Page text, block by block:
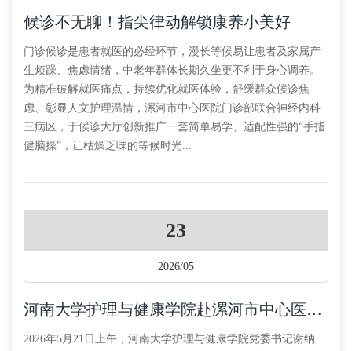
候诊不无聊！指尖律动解锁康养小美好
门诊候诊是患者就医的必经环节，漫长等候易让患者及家属产
生烦躁、焦虑情绪，中老年群体长期久坐更不利于身心调养。
为精准破解就医痛点，持续优化就医体验，舒缓群众候诊焦
虑、彰显人文护理温情，漯河市中心医院门诊部联合神经内科
三病区，于候诊大厅创新推广一套简单易学、适配性强的“手指
健脑操”，让枯燥乏味的等候时光...
23
2026/05
河南大学护理与健康学院赴漯河市中心医院交流调研
2026年5月21日上午，河南大学护理与健康学院党委书记谢纳